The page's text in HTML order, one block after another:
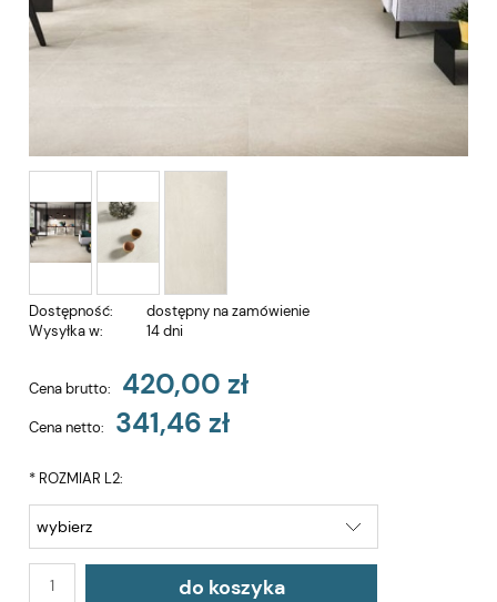
Dostępność:
dostępny na zamówienie
Wysyłka w:
14 dni
Cena brutto: 420,00 zł
Cena netto: 341,46 zł
* ROZMIAR L2:
do koszyka